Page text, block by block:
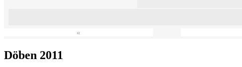
«
Döben 2011